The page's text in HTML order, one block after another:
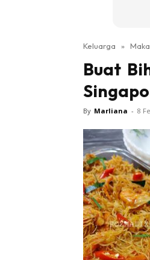
Keluarga »
Buat
By Marliana - 8